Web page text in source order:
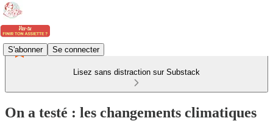
S'abonner Se connecter
Lisez sans distraction sur Substack
On a testé : les changements climatiques